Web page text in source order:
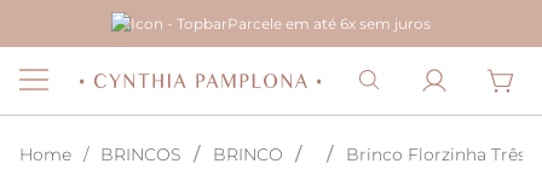
Parcele em até 6x sem juros
BRINCOS BRINCO Brinco Florzinha Três